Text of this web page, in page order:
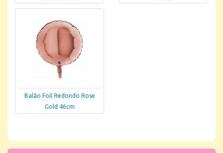
Balão Foil Redondo Rose
Gold 46cm